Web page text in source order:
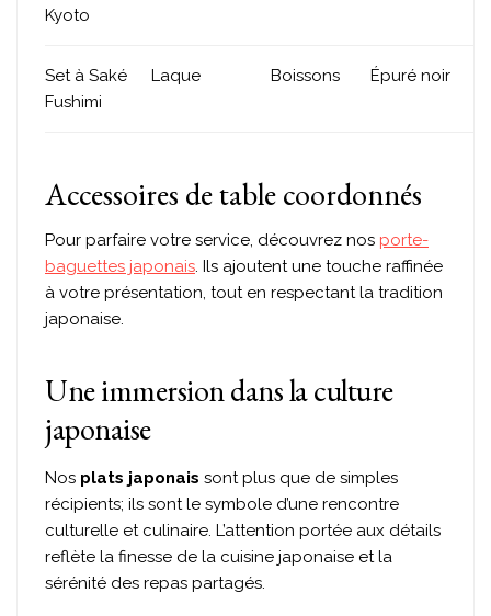
Kyoto
Set à Saké
Fushimi
Laque Boissons Épuré noir
Accessoires de table coordonnés
Pour parfaire votre service, découvrez nos porte-
baguettes japonais. Ils ajoutent une touche raffinée
à votre présentation, tout en respectant la tradition
japonaise.
Une immersion dans la culture
japonaise
Nos plats japonais sont plus que de simples
récipients; ils sont le symbole d’une rencontre
culturelle et culinaire. L’attention portée aux détails
reflète la finesse de la cuisine japonaise et la
sérénité des repas partagés.